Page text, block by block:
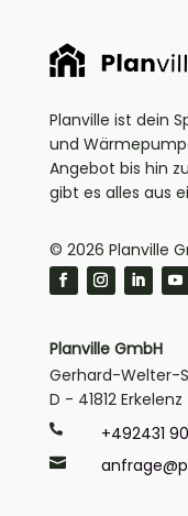
Planville ist dein
und
Angebot bis hin
gibt es alles aus
© 2026 Planville
Planville GmbH
Gerhard-Welter-
D - 41812 Erkelenz
 +492431
